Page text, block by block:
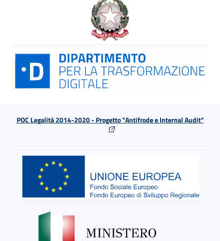
POC Legalità 2014-2020 - Progetto "Antifrode e Internal Audit"